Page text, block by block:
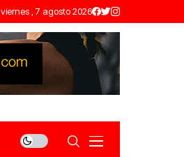
viernes , 7 agosto 2026